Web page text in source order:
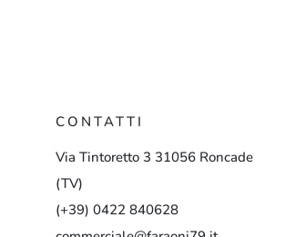
CONTATTI
Via Tintoretto 3 31056 Roncade
(TV)
(+39) 0422 840628